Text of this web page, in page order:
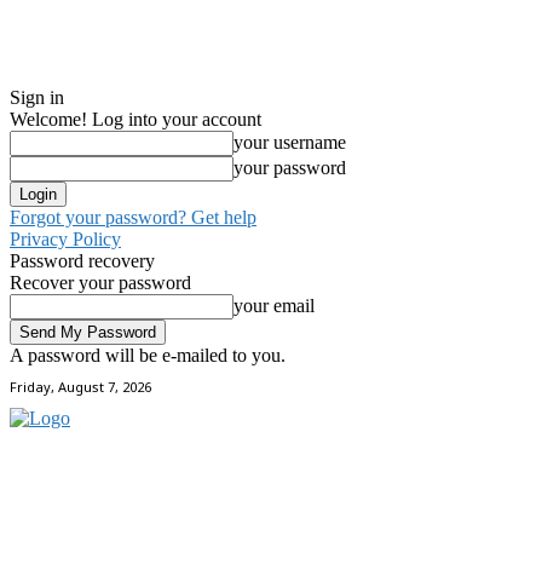
Sign in
Welcome! Log into your account
your username
your password
Forgot your password? Get help
Privacy Policy
Password recovery
Recover your password
your email
A password will be e-mailed to you.
Friday, August 7, 2026